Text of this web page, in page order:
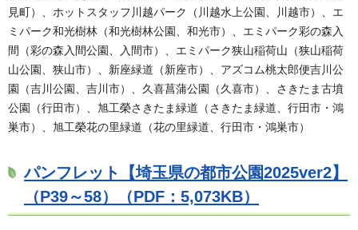
見町）、ホットスタッフ川越パーク（川越水上公園、川越市）、エ
ミパーク和光樹林（和光樹林公園、和光市）、エミパーク彩の森入
間（彩の森入間公園、入間市）、エミパーク狭山稲荷山（狭山稲荷
山公園、狭山市）、新座緑道（新座市）、アズコム桃太郎便吉川公
園（吉川公園、吉川市）、久喜菖蒲公園（久喜市）、さきたま古墳
公園（行田市）、旭工榮さきたま緑道（さきたま緑道、行田市・鴻
巣市）、旭工榮花の里緑道（花の里緑道、行田市・鴻巣市）
パンフレット【埼玉県の都市公園2025ver2】
（P39～58）（PDF：5,073KB）